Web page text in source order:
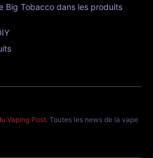
Big Tobacco dans les produits
Vaping Post. Toutes les news de la vape